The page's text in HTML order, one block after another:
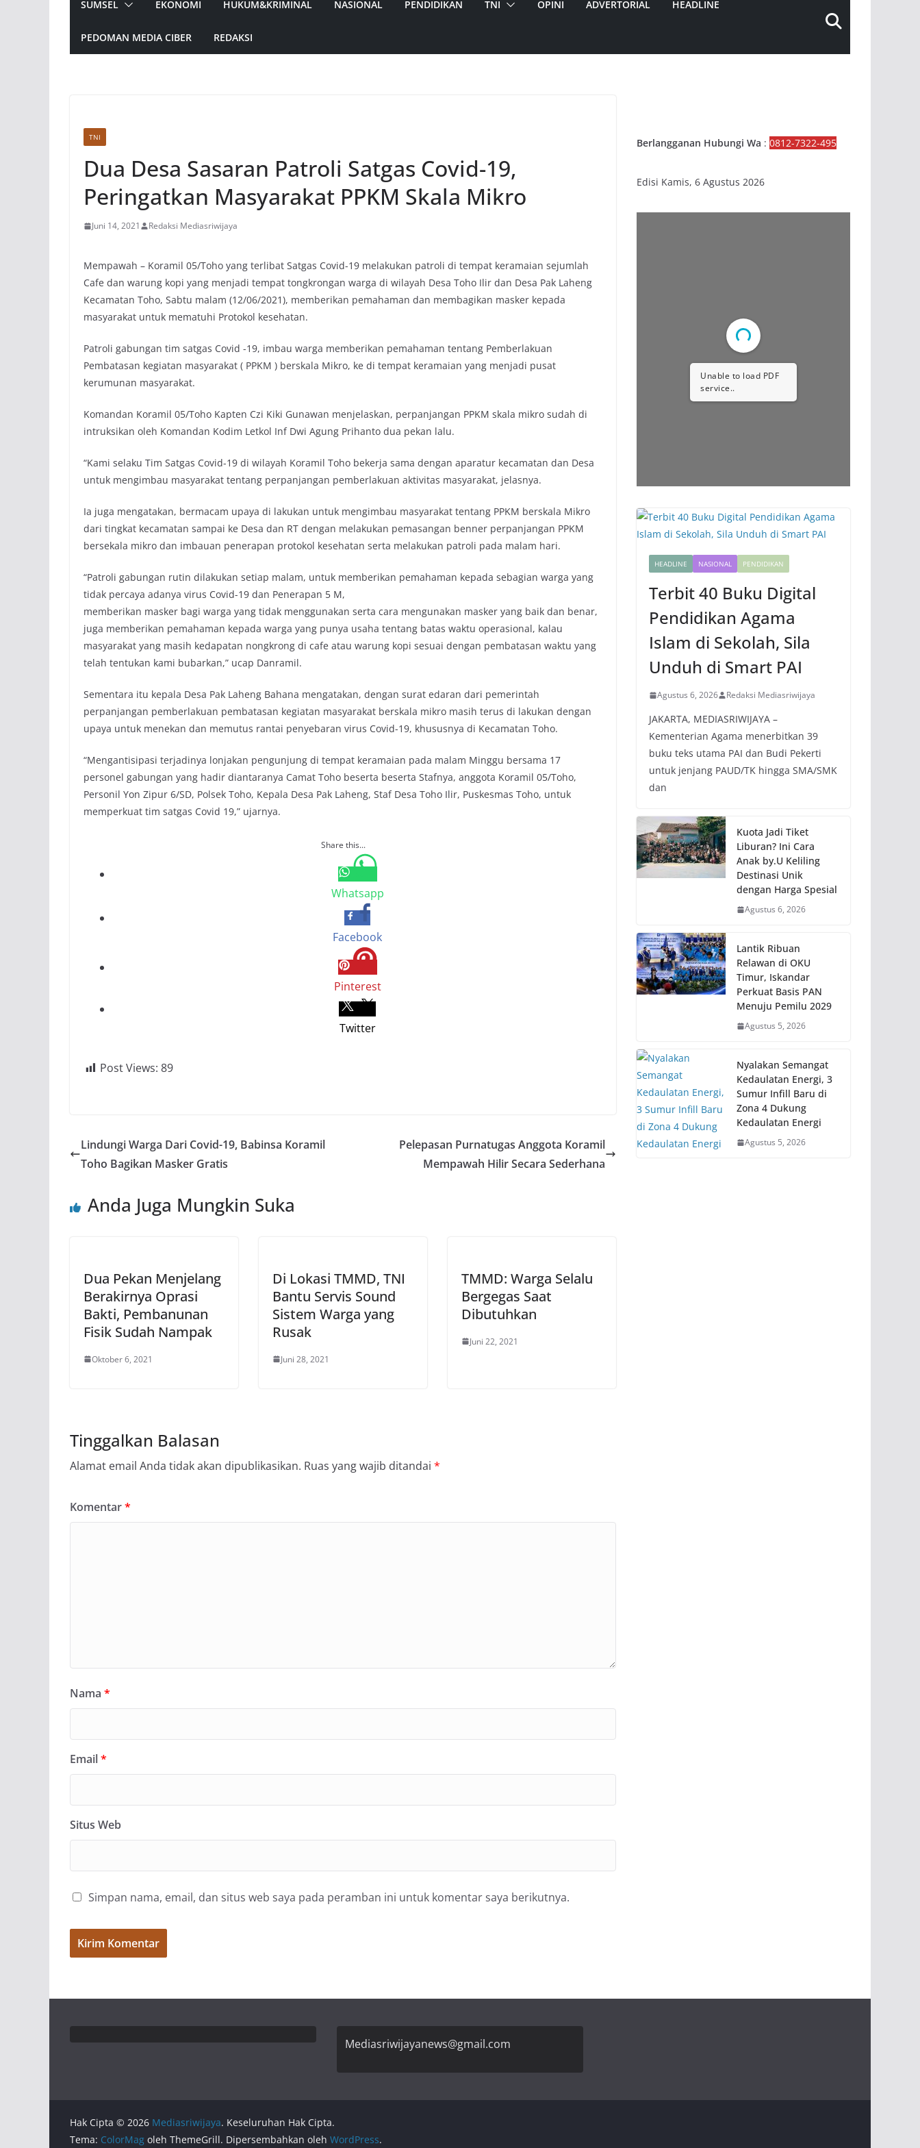
SUMSEL EKONOMI HUKUM&KRIMINAL NASIONAL PENDIDIKAN TNI OPINI ADVERTORIAL HEADLINE
PEDOMAN MEDIA CIBER REDAKSI
TNI
Dua Desa Sasaran Patroli Satgas Covid-19,
Peringatkan Masyarakat PPKM Skala Mikro
Juni 14, 2021 Redaksi Mediasriwijaya
Mempawah – Koramil 05/Toho yang terlibat Satgas Covid-19 melakukan patroli di tempat keramaian sejumlah
Cafe dan warung kopi yang menjadi tempat tongkrongan warga di wilayah Desa Toho Ilir dan Desa Pak Laheng
Kecamatan Toho, Sabtu malam (12/06/2021), memberikan pemahaman dan membagikan masker kepada
masyarakat untuk mematuhi Protokol kesehatan.
Patroli gabungan tim satgas Covid -19, imbau warga memberikan pemahaman tentang Pemberlakuan
Pembatasan kegiatan masyarakat ( PPKM ) berskala Mikro, ke di tempat keramaian yang menjadi pusat
kerumunan masyarakat.
Komandan Koramil 05/Toho Kapten Czi Kiki Gunawan menjelaskan, perpanjangan PPKM skala mikro sudah di
intruksikan oleh Komandan Kodim Letkol Inf Dwi Agung Prihanto dua pekan lalu.
“Kami selaku Tim Satgas Covid-19 di wilayah Koramil Toho bekerja sama dengan aparatur kecamatan dan Desa
untuk mengimbau masyarakat tentang perpanjangan pemberlakuan aktivitas masyarakat, jelasnya.
Ia juga mengatakan, bermacam upaya di lakukan untuk mengimbau masyarakat tentang PPKM berskala Mikro
dari tingkat kecamatan sampai ke Desa dan RT dengan melakukan pemasangan benner perpanjangan PPKM
bersekala mikro dan imbauan penerapan protokol kesehatan serta melakukan patroli pada malam hari.
“Patroli gabungan rutin dilakukan setiap malam, untuk memberikan pemahaman kepada sebagian warga yang
tidak percaya adanya virus Covid-19 dan Penerapan 5 M,
memberikan masker bagi warga yang tidak menggunakan serta cara mengunakan masker yang baik dan benar,
juga memberikan pemahaman kepada warga yang punya usaha tentang batas waktu operasional, kalau
masyarakat yang masih kedapatan nongkrong di cafe atau warung kopi sesuai dengan pembatasan waktu yang
telah tentukan kami bubarkan,” ucap Danramil.
Sementara itu kepala Desa Pak Laheng Bahana mengatakan, dengan surat edaran dari pemerintah
perpanjangan pemberlakuan pembatasan kegiatan masyarakat berskala mikro masih terus di lakukan dengan
upaya untuk menekan dan memutus rantai penyebaran virus Covid-19, khususnya di Kecamatan Toho.
“Mengantisipasi terjadinya lonjakan pengunjung di tempat keramaian pada malam Minggu bersama 17
personel gabungan yang hadir diantaranya Camat Toho beserta beserta Stafnya, anggota Koramil 05/Toho,
Personil Yon Zipur 6/SD, Polsek Toho, Kepala Desa Pak Laheng, Staf Desa Toho Ilir, Puskesmas Toho, untuk
memperkuat tim satgas Covid 19,” ujarnya.
Share this...
Whatsapp
Facebook
Pinterest
Twitter
Post Views: 89
Lindungi Warga Dari Covid-19, Babinsa Koramil
Toho Bagikan Masker Gratis
Pelepasan Purnatugas Anggota Koramil
Mempawah Hilir Secara Sederhana
Anda Juga Mungkin Suka
Dua Pekan Menjelang
Berakirnya Oprasi
Bakti, Pembanunan
Fisik Sudah Nampak
Oktober 6, 2021
Di Lokasi TMMD, TNI
Bantu Servis Sound
Sistem Warga yang
Rusak
Juni 28, 2021
TMMD: Warga Selalu
Bergegas Saat
Dibutuhkan
Juni 22, 2021
Tinggalkan Balasan
Alamat email Anda tidak akan dipublikasikan. Ruas yang wajib ditandai *
Komentar*
Nama *
Email*
Situs Web
Simpan nama, email, dan situs web saya pada peramban ini untuk komentar saya berikutnya.
Berlangganan Hubungi Wa : 0812-7322-495
Edisi Kamis, 6 Agustus 2026
Unable to load PDF
service..
HEADLINE NASIONAL PENDIDIKAN
Terbit 40 Buku Digital
Pendidikan Agama
Islam di Sekolah, Sila
Unduh di Smart PAI
Agustus 6, 2026 Redaksi Mediasriwijaya
JAKARTA, MEDIASRIWIJAYA –
Kementerian Agama menerbitkan 39
buku teks utama PAI dan Budi Pekerti
untuk jenjang PAUD/TK hingga SMA/SMK
dan
Kuota Jadi Tiket
Liburan? Ini Cara
Anak by.U Keliling
Destinasi Unik
dengan Harga Spesial
Agustus 6, 2026
Lantik Ribuan
Relawan di OKU
Timur, Iskandar
Perkuat Basis PAN
Menuju Pemilu 2029
Agustus 5, 2026
Nyalakan Semangat
Kedaulatan Energi, 3
Sumur Infill Baru di
Zona 4 Dukung
Kedaulatan Energi
Agustus 5, 2026
Mediasriwijayanews@gmail.com
Hak Cipta © 2026 Mediasriwijaya. Keseluruhan Hak Cipta.
Tema: ColorMag oleh ThemeGrill. Dipersembahkan oleh WordPress.